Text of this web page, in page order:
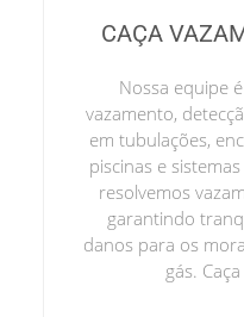
CAÇA
Nossa equipe
vazamento,
em tubulações,
piscinas e
resolvemos
garantindo
danos para os
gás.